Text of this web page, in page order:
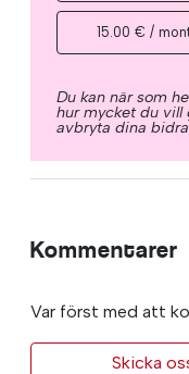
15.00 € /
Du kan när som
hur mycket du vill
avbryta dina
Kommentarer
Var först med att
Skicka